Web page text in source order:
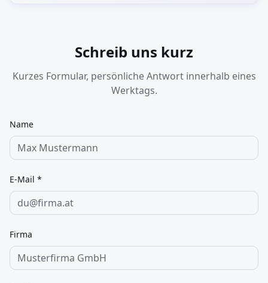
Schreib uns kurz
Kurzes Formular, persönliche Antwort innerhalb eines
Werktags.
Name
E-Mail *
Firma